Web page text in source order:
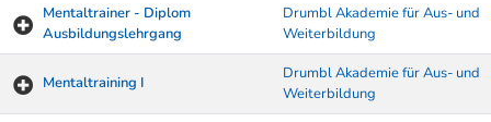
Mentaltrainer - Diplom
Ausbildungslehrgang
Drumbl Akademie für Aus- und
Weiterbildung
Mentaltraining I
Drumbl Akademie für Aus- und
Weiterbildung